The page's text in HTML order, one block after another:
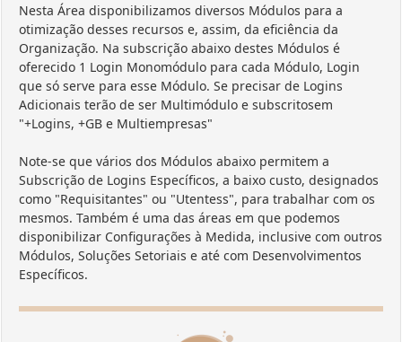
Nesta Área disponibilizamos diversos Módulos para a
otimização desses recursos e, assim, da eficiência da
Organização. Na subscrição abaixo destes Módulos é
oferecido 1 Login Monomódulo para cada Módulo, Login
que só serve para esse Módulo. Se precisar de Logins
Adicionais terão de ser Multimódulo e subscritosem
"+Logins, +GB e Multiempresas"
Note-se que vários dos Módulos abaixo permitem a
Subscrição de Logins Específicos, a baixo custo, designados
como "Requisitantes" ou "Utentess", para trabalhar com os
mesmos. Também é uma das áreas em que podemos
disponibilizar Configurações à Medida, inclusive com outros
Módulos, Soluções Setoriais e até com Desenvolvimentos
Específicos.